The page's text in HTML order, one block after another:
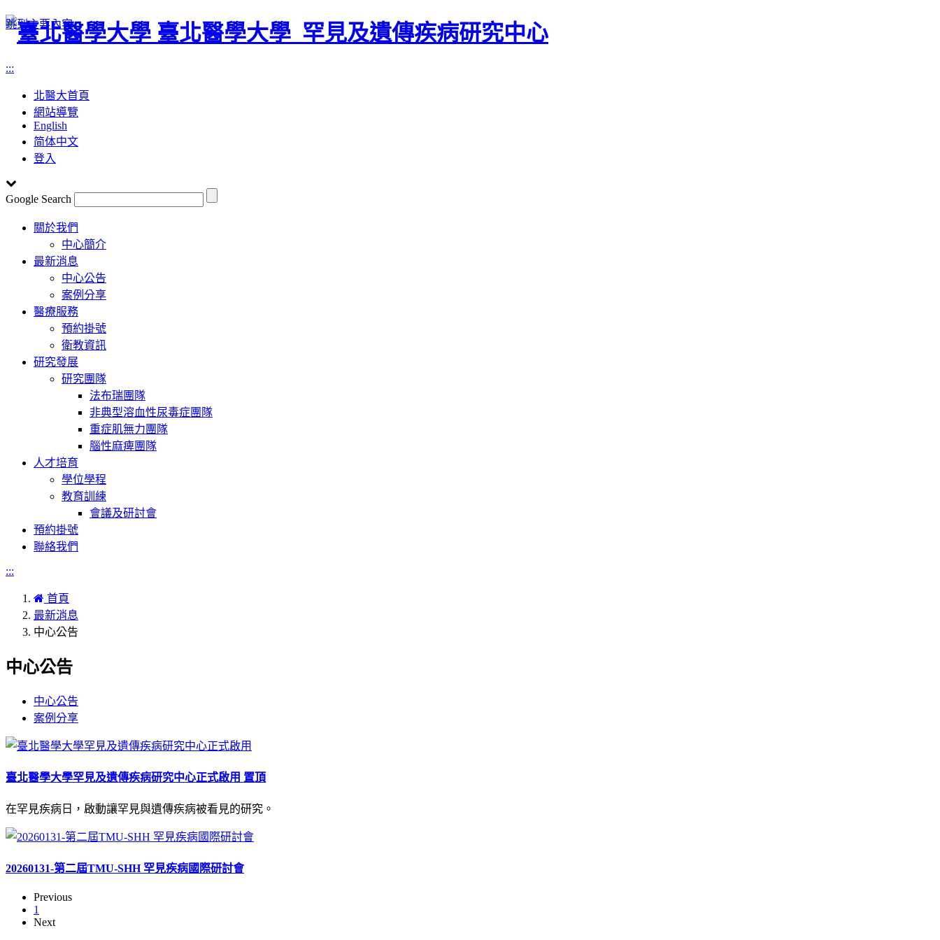
跳到主要內容 臺北醫學大學 罕見及遺傳疾病研究中心
:::
北醫大首頁
網站導覽
English
简体中文
登入
Google Search
Toggle
navigation
關於我們
中心簡介
最新消息
中心公告
案例分享
醫療服務
預約掛號
衛教資訊
研究發展
研究團隊
法布瑞團隊
非典型溶血性尿毒症團隊
重症肌無力團隊
腦性麻痺團隊
人才培育
學位學程
教育訓練
會議及研討會
預約掛號
聯絡我們
:::
首頁
最新消息
中心公告
中心公告
中心公告
案例分享
臺北醫學大學罕見及遺傳疾病研究中心正式啟用 置頂
在罕見疾病日，啟動讓罕見與遺傳疾病被看見的研究。
20260131-第二屆TMU-SHH 罕見疾病國際研討會
Previous
1
Next